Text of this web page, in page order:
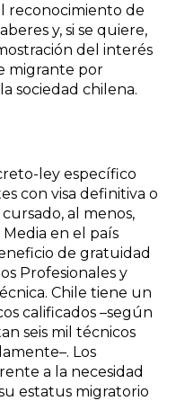
reconocimiento de
y, si se quiere,
del interés
migrante por
sociedad chilena.
ley específico
con visa definitiva o
al menos,
en el país
de gratuidad
Profesionales y
Chile tiene un
calificados –según
seis mil técnicos
Los
a la necesidad
estatus migratorio